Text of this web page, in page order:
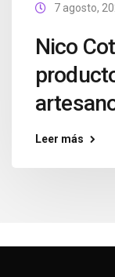
7 agosto,
Nico
Leer más